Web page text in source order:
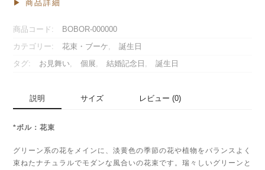
個
▶︎ 商品詳細
商品コード: BOBOR-000000
カテゴリー: 花束・ブーケ, 誕生日
タグ: お見舞い, 個展, 結婚記念日 , 誕生日
説明 サイズ レビュー (0)
*ボル：花束
グリーン系の花をメインに、淡黄色の季節の花や植物をバランスよく
束ねたナチュラルでモダンな風合いの花束です。瑞々しいグリーンと